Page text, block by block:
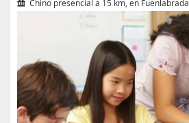
Chino presencial a 15 km, en Fuenlabrada